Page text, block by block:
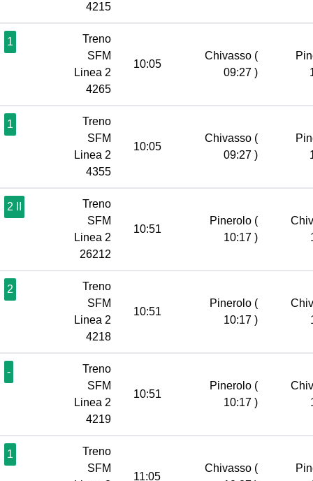
4215
1
Treno
SFM
Linea 2
4265
10:05
Chivasso (
09:27 )
1
Treno
SFM
Linea 2
4355
10:05
Chivasso (
09:27 )
2 II
Treno
SFM
Linea 2
26212
10:51
Pinerolo (
10:17 )
2
Treno
SFM
Linea 2
4218
10:51
Pinerolo (
10:17 )
-
Treno
SFM
Linea 2
4219
10:51
Pinerolo (
10:17 )
1
Treno
SFM
11:05
Chivasso (